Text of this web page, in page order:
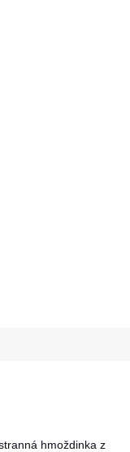
hmoždinka z